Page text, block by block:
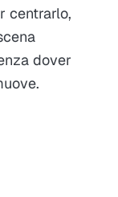
centrarlo,
dover